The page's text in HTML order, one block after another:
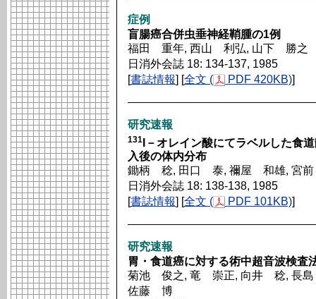
症例
盲腸癌合併虫垂神経鞘腫の1例
福田 重年, 西山 利弘, 山下 勝之
日消外会誌 18: 134-137, 1985
[書誌情報] [全文 ( PDF 420KB)]
研究速報
131
I－オレイン酸にてラベルした食
入後の体内分布
鋤柄 稔, 田口 泰, 禰屋 和雄, 宮
日消外会誌 18: 138-138, 1985
[書誌情報] [全文 ( PDF 101KB)]
研究速報
胃・食道癌に対する術中超音波検査
菊池 俊之, 竜 崇正, 向井 稔, 長
佐藤 博